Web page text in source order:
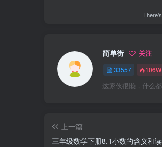
简单街 关注
33557
这家伙很懒，什么
上一篇
三年级数学下册8.1小数的含义和